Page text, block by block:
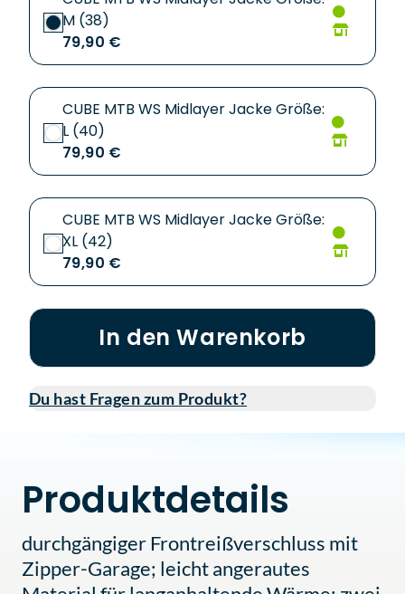
M (38)
79,90 €
CUBE MTB WS Midlayer Jacke Größe:
L (40)
79,90 €
CUBE MTB WS Midlayer Jacke Größe:
XL (42)
79,90 €
In den Warenkorb
Du hast Fragen zum Produkt?
Produktdetails
durchgängiger Frontreißverschluss mit
Zipper-Garage; leicht angerautes